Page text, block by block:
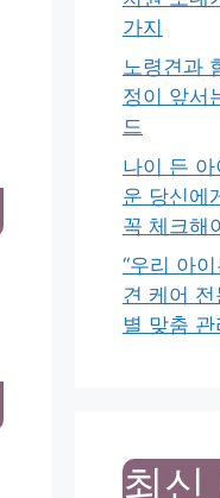
가지
노령견과
정이 앞서
드
나이 든
운 당신에
꼭 체크해
“우리 아
견 케어
별 맞춤 관
최신